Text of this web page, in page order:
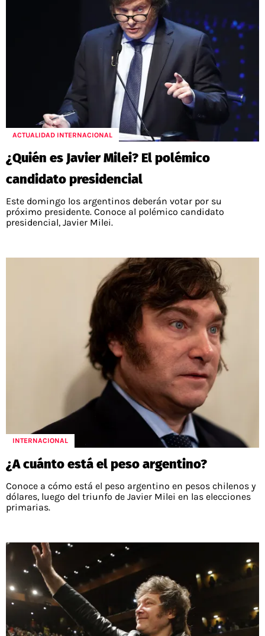
ACTUALIDAD INTERNACIONAL
¿Quién es Javier Milei? El polémico
candidato presidencial
Este domingo los argentinos deberán votar por su
próximo presidente. Conoce al polémico candidato
presidencial, Javier Milei.
INTERNACIONAL
¿A cuánto está el peso argentino?
Conoce a cómo está el peso argentino en pesos chilenos y
dólares, luego del triunfo de Javier Milei en las elecciones
primarias.